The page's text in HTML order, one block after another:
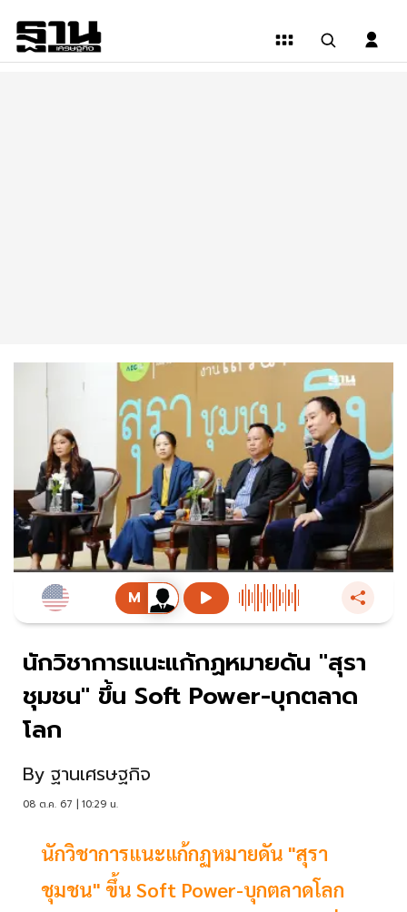
นักวิชาการแนะแก้กฏหมายดัน "สุรา
ชุมชน" ขึ้น Soft Power-บุกตลาด
โลก
By ฐานเศรษฐกิจ
08 ต.ค. 67 | 10:29 น.
นักวิชาการแนะแก้กฏหมายดัน "สุรา
ชุมชน" ขึ้น Soft Power-บุกตลาดโลก